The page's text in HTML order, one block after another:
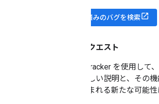
登録済みのバグを検索
機能リクエスト
Issue Tracker を使用し
能の詳しい説明と、その
って生まれる新たな可能